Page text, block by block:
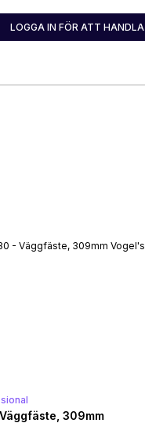
LOGGA IN FÖR ATT HANDLA
309mm